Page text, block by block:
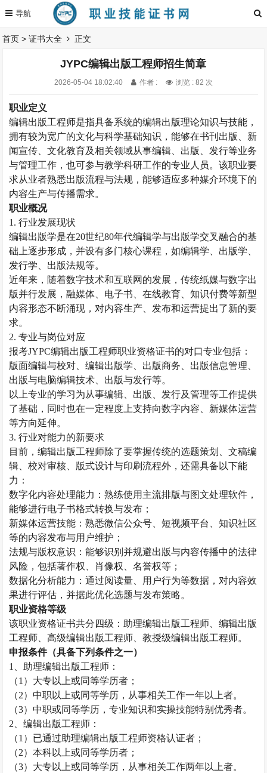
首页 >证书大全 正文
JYPC编辑出版工程师招生简章
2026-05-04 18:02:40 作者 : 浏览 : 82 次
职业定义
编辑出版工程师是指具备系统的编辑出版理论知识与技能，
拥有较为宽广的文化与科学基础知识，能够在书刊出版、新
闻宣传、文化教育及相关领域从事编辑、出版、发行等业务
与管理工作，也可参与教学科研工作的专业人员。该职业要
求从业者熟悉出版流程与法规，能够适应多种媒介环境下的
内容生产与传播需求。
职业概况
1. 行业发展现状
编辑出版学是在20世纪80年代编辑学与出版学交叉融合的基
础上逐步形成，并设有多门核心课程，如编辑学、出版学、
发行学、出版法规等。
近年来，随着数字技术和互联网的发展，传统纸媒与数字出
版并行发展，融媒体、电子书、在线教育、知识付费等新型
内容形态不断涌现，对内容生产、发布和运营提出了新的要
求。
2. 专业与岗位对应
报考JYPC编辑出版工程师职业资格证书的对口专业包括：
版面编辑与校对、编辑出版学、出版商务、出版信息管理、
出版与电脑编辑技术、出版与发行等。
以上专业的学习为从事编辑、出版、发行及管理等工作提供
了基础，同时也在一定程度上支持向数字内容、新媒体运营
等方向延伸。
3. 行业对能力的新要求
目前，编辑出版工程师除了要掌握传统的选题策划、文稿编
辑、校对审核、版式设计与印刷流程外，还需具备以下能
力：
数字化内容处理能力：熟练使用主流排版与图文处理软件，
能够进行电子书格式转换与发布；
新媒体运营技能：熟悉微信公众号、短视频平台、知识社区
等的内容发布与用户维护；
法规与版权意识：能够识别并规避出版与内容传播中的法律
风险，包括著作权、肖像权、名誉权等；
数据化分析能力：通过阅读量、用户行为等数据，对内容效
果进行评估，并据此优化选题与发布策略。
职业资格等级
该职业资格证书共分四级：助理编辑出版工程师、编辑出版
工程师、高级编辑出版工程师、教授级编辑出版工程师。
申报条件（具备下列条件之一）
1、助理编辑出版工程师：
（1）大专以上或同等学历者；
（2）中职以上或同等学历，从事相关工作一年以上者。
（3）中职或同等学历，专业知识和实操技能特别优秀者。
2、编辑出版工程师：
（1）已通过助理编辑出版工程师资格认证者；
（2）本科以上或同等学历者；
（3）大专以上或同等学历，从事相关工作两年以上者。